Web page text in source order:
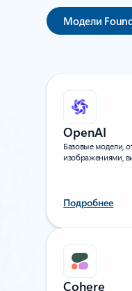
Модели
OpenAI
Базовые модели,
изображениями,
Подробнее
Cohere